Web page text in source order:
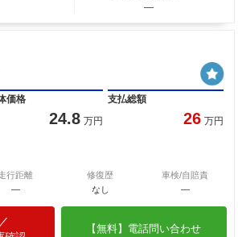
―
価格
24.8 万円
支払総額
26 万円
行距離
―
修復歴
なし
車検/自賠責
―
【無料】電話問い合わせ